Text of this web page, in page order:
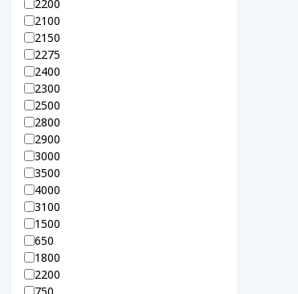
2200
2100
2150
2275
2400
2300
2500
2800
2900
3000
3500
4000
3100
1500
650
1800
2200